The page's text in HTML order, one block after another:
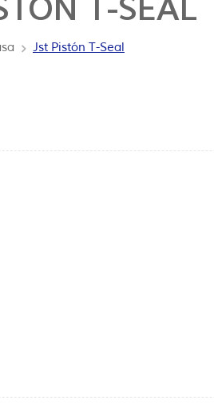
T-SEAL
Jst Pistón T-Seal